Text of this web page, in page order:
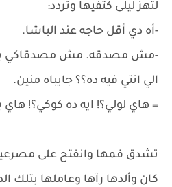
لتهز ليلى كتفيها وتردد:
-أه دي أقل حاجه عند الباشا.
-مش مصدقه. مش مصدقاكي بجد،
الي انتي فيه ده؟؟ جايباه منين.
= هاي لولي؟! ايه ده كوكي؟! هاي
تشدق فمها وانفتح على
كان وألدها رآها وعاملها بتلك